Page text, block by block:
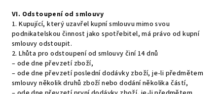
VI. Odstoupení od smlouvy
1. Kupující, který uzavřel kupní smlouvu mimo svou
podnikatelskou činnost jako spotřebitel, má právo od kupní
smlouvy odstoupit.
2. Lhůta pro odstoupení od smlouvy činí 14 dnů
– ode dne převzetí zboží,
– ode dne převzetí poslední dodávky zboží, je-li předmětem
smlouvy několik druhů zboží nebo dodání několika částí,